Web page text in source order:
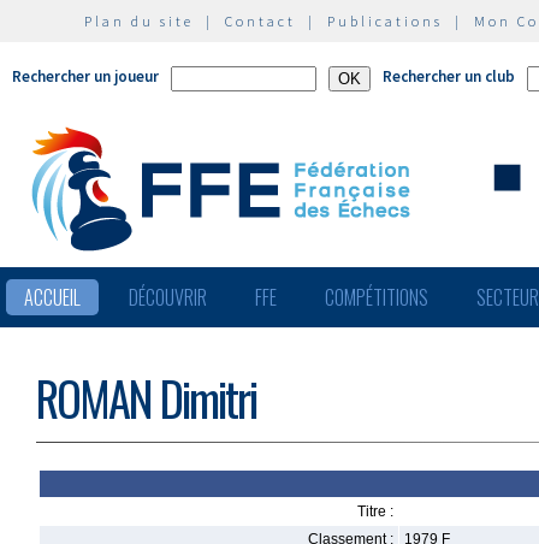
Plan du site | Contact | Publications | Mon
Rechercher un joueur Rechercher un club
ACCUEIL DÉCOUVRIR FFE COMPÉTITIONS
ROMAN Dimitri
Titre :
Classement :
1979 F